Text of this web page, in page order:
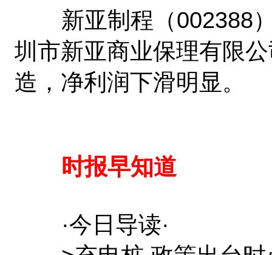
新亚制程（002388）
圳市新亚商业保理有限
造，净利润下滑明显。
时报早知道
·今日导读·